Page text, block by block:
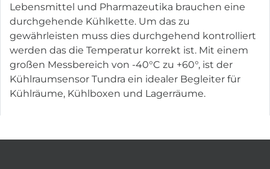
Lebensmittel und Pharmazeutika brauchen eine
durchgehende Kühlkette. Um das zu
gewährleisten muss dies durchgehend kontrolliert
werden das die Temperatur korrekt ist. Mit einem
großen Messbereich von -40°C zu +60°, ist der
Kühlraumsensor Tundra ein idealer Begleiter für
Kühlräume, Kühlboxen und Lagerräume.